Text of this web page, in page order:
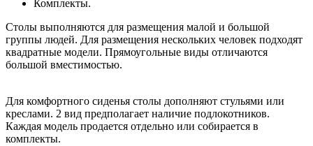
Комплекты.
Столы выполняются для размещения малой и большой
группы людей. Для размещения нескольких человек подходят
квадратные модели. Прямоугольные виды отличаются
большой вместимостью.
Для комфортного сиденья столы дополняют стульями или
креслами. 2 вид предполагает наличие подлокотников.
Каждая модель продается отдельно или собирается в
комплекты.